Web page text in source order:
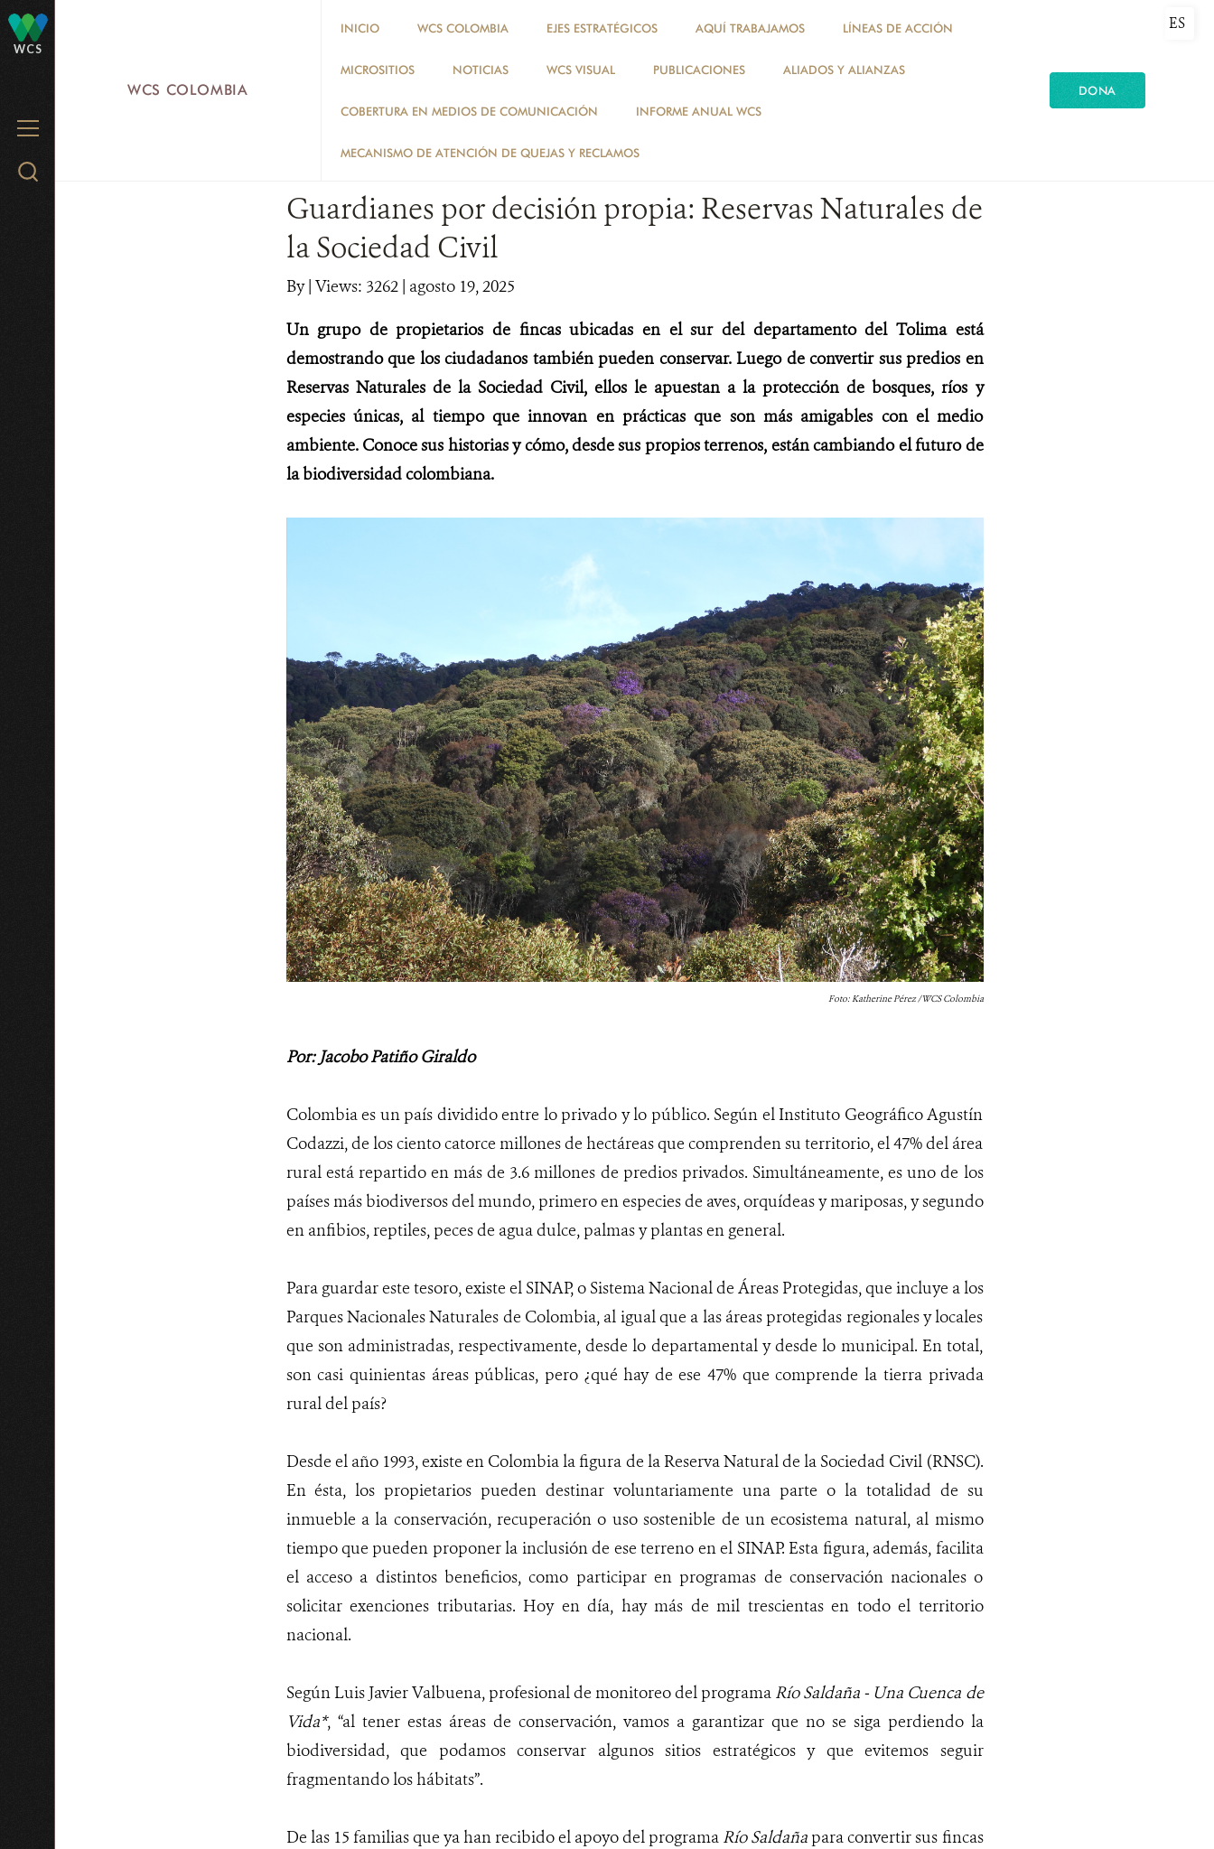
WCS
MENU
Search
WCS COLOMBIA
INICIO WCS COLOMBIA EJES ESTRATÉGICOS AQUÍ TRABAJAMOS LÍNEAS DE ACCIÓN
MICROSITIOS NOTICIAS WCS VISUAL PUBLICACIONES ALIADOS Y ALIANZAS
COBERTURA EN MEDIOS DE COMUNICACIÓN INFORME ANUAL WCS
MECANISMO DE ATENCIÓN DE QUEJAS Y RECLAMOS
DONA
ES
NOTICIAS
Guardianes por decisión propia: Reservas Naturales de
la Sociedad Civil
By| Views: 3262| agosto 19, 2025
Un grupo de propietarios de fincas ubicadas en el sur del departamento del Tolima está
demostrando que los ciudadanos también pueden conservar. Luego de convertir sus predios en
Reservas Naturales de la Sociedad Civil, ellos le apuestan a la protección de bosques, ríos y
especies únicas, al tiempo que innovan en prácticas que son más amigables con el medio
ambiente. Conoce sus historias y cómo, desde sus propios terrenos, están cambiando el futuro de
la biodiversidad colombiana.
Foto: Katherine Pérez / WCS Colombia
Por: Jacobo Patiño Giraldo
Colombia es un país dividido entre lo privado y lo público. Según el Instituto Geográfico Agustín
Codazzi, de los ciento catorce millones de hectáreas que comprenden su territorio, el 47% del área
rural está repartido en más de 3.6 millones de predios privados. Simultáneamente, es uno de los
países más biodiversos del mundo, primero en especies de aves, orquídeas y mariposas, y segundo
en anfibios, reptiles, peces de agua dulce, palmas y plantas en general.
Para guardar este tesoro, existe el SINAP, o Sistema Nacional de Áreas Protegidas, que incluye a los
Parques Nacionales Naturales de Colombia, al igual que a las áreas protegidas regionales y locales
que son administradas, respectivamente, desde lo departamental y desde lo municipal. En total,
son casi quinientas áreas públicas, pero ¿qué hay de ese 47% que comprende la tierra privada
rural del país?
Desde el año 1993, existe en Colombia la figura de la Reserva Natural de la Sociedad Civil (RNSC).
En ésta, los propietarios pueden destinar voluntariamente una parte o la totalidad de su
inmueble a la conservación, recuperación o uso sostenible de un ecosistema natural, al mismo
tiempo que pueden proponer la inclusión de ese terreno en el SINAP. Esta figura, además, facilita
el acceso a distintos beneficios, como participar en programas de conservación nacionales o
solicitar exenciones tributarias. Hoy en día, hay más de mil trescientas en todo el territorio
nacional.
Según Luis Javier Valbuena, profesional de monitoreo del programa Río Saldaña - Una Cuenca de
Vida*, “al tener estas áreas de conservación, vamos a garantizar que no se siga perdiendo la
biodiversidad, que podamos conservar algunos sitios estratégicos y que evitemos seguir
fragmentando los hábitats”.
De las 15 familias que ya han recibido el apoyo del programa Río Saldaña para convertir sus fincas